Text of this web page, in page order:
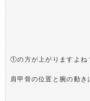
①の方が上がりますよね
肩甲骨の位置と腕の動き